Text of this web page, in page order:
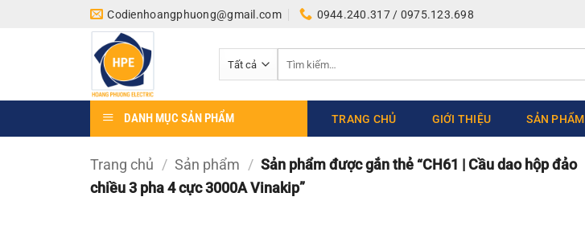
Codienhoangphuong@gmail.com 0944.240.317 / 0975.123.698
kiếm:
DANH MỤC SẢN PHẨM TRANG CHỦ GIỚI THIỆU SẢN PHẨM
Trang chủ / Sản phẩm / Sản phẩm được gắn thẻ “CH61 | Cầu dao hộp đảo
chiều 3 pha 4 cực 3000A Vinakip”